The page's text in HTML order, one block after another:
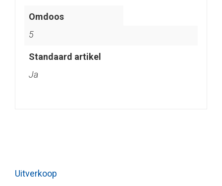
Omdoos
5
Standaard artikel
Ja
Uitverkoop